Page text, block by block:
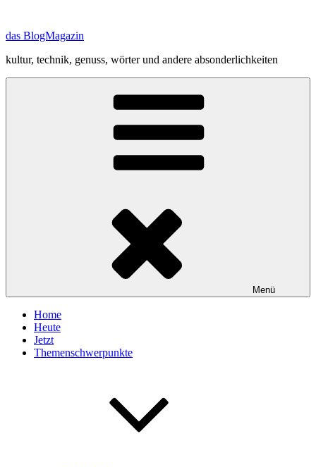
springen
das BlogMagazin
kultur, technik, genuss, wörter und andere absonderlichkeiten
Menü
Home
Heute
Jetzt
Themenschwerpunkte